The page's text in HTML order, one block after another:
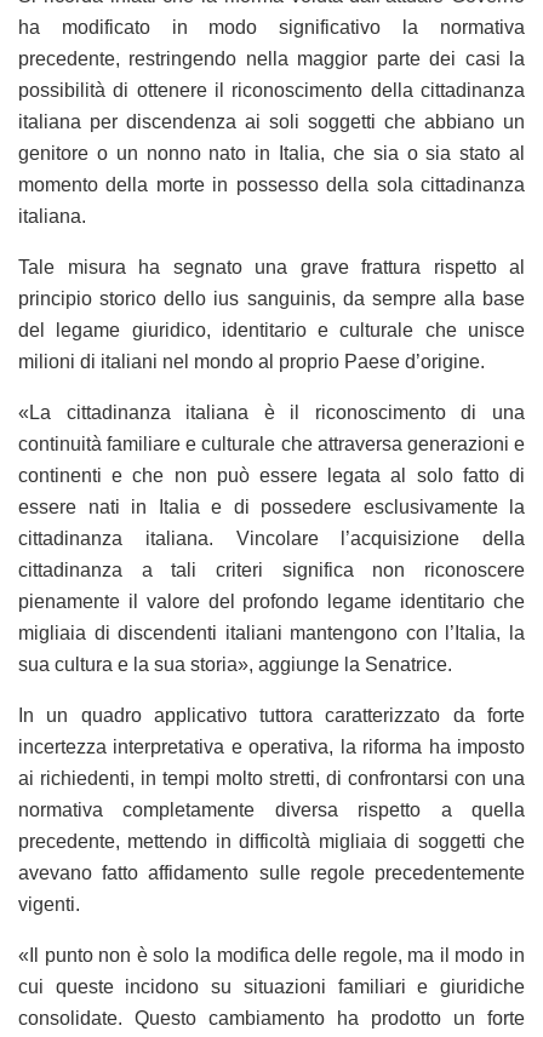
ha modificato in modo significativo la normativa
precedente, restringendo nella maggior parte dei casi la
possibilità di ottenere il riconoscimento della cittadinanza
italiana per discendenza ai soli soggetti che abbiano un
genitore o un nonno nato in Italia, che sia o sia stato al
momento della morte in possesso della sola cittadinanza
italiana.
Tale misura ha segnato una grave frattura rispetto al
principio storico dello ius sanguinis, da sempre alla base
del legame giuridico, identitario e culturale che unisce
milioni di italiani nel mondo al proprio Paese d’origine.
«La cittadinanza italiana è il riconoscimento di una
continuità familiare e culturale che attraversa generazioni e
continenti e che non può essere legata al solo fatto di
essere nati in Italia e di possedere esclusivamente la
cittadinanza italiana. Vincolare l’acquisizione della
cittadinanza a tali criteri significa non riconoscere
pienamente il valore del profondo legame identitario che
migliaia di discendenti italiani mantengono con l’Italia, la
sua cultura e la sua storia», aggiunge la Senatrice.
In un quadro applicativo tuttora caratterizzato da forte
incertezza interpretativa e operativa, la riforma ha imposto
ai richiedenti, in tempi molto stretti, di confrontarsi con una
normativa completamente diversa rispetto a quella
precedente, mettendo in difficoltà migliaia di soggetti che
avevano fatto affidamento sulle regole precedentemente
vigenti.
«Il punto non è solo la modifica delle regole, ma il modo in
cui queste incidono su situazioni familiari e giuridiche
consolidate. Questo cambiamento ha prodotto un forte